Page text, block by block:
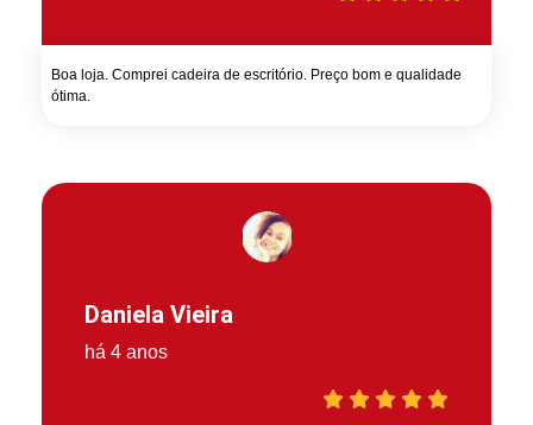
Boa loja. Comprei cadeira de escritório. Preço bom e qualidade
ótima.
Daniela Vieira
há 4 anos